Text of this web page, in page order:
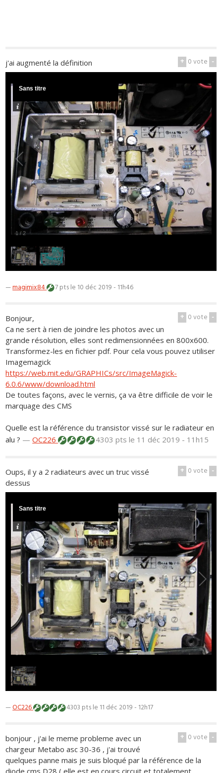
+ 0vote -
j'ai augmenté la définition
1/2
Sans titre
—magimix84 7 ptsle 10 déc 2019 - 11h46
+ 0vote -
Bonjour,
Ca ne sert à rien de joindre les photos avec un
grande résolution, elles sont redimensionnées en 800x600.
Transformez-les en fichier pdf. Pour cela vous pouvez utiliser
Imagemagick
https://web.mit.edu/GRAPHICs/src/ImageMagick-
6.0.6/www/download.html
De toutes façons, avec le vernis, ça va être difficile de voir le
marquage des CMS
Quelle est la référence du transistor vissé sur le radiateur en
alu ? —OC226 4303 ptsle 11 déc 2019 - 11h15
+ 0vote -
Oups, il y a 2 radiateurs avec un truc vissé
dessus
1 / 1
Sans titre
—OC226 4303 ptsle 11 déc 2019 - 12h17
+ 0vote -
bonjour , j'ai le meme probleme avec un
chargeur Metabo asc 30-36 , j'ai trouvé
quelques panne mais je suis bloqué par la référence de la
diode cms D28 ( elle est en cours circuit et totalement